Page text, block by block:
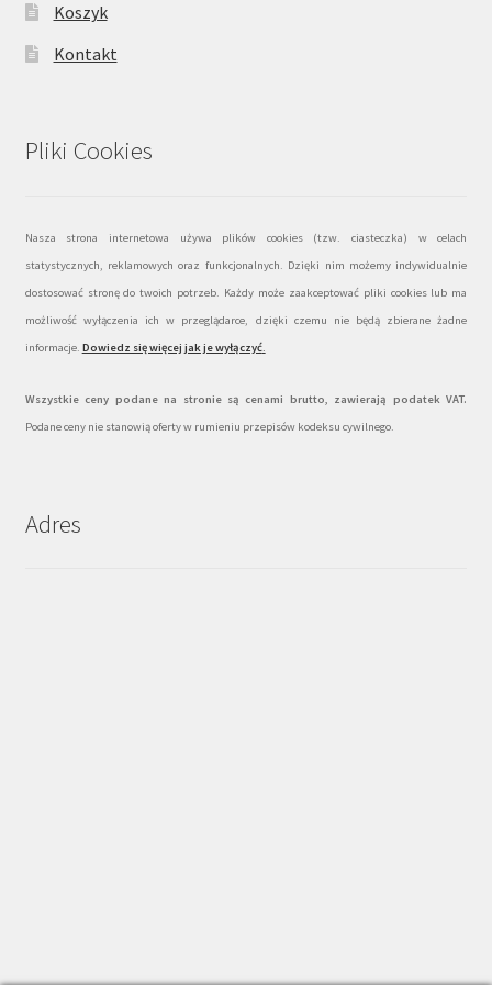
Koszyk
Kontakt
Pliki Cookies
Nasza strona internetowa używa plików cookies (tzw. ciasteczka) w celach
statystycznych, reklamowych oraz funkcjonalnych. Dzięki nim możemy indywidualnie
dostosować stronę do twoich potrzeb. Każdy może zaakceptować pliki cookies lub ma
możliwość wyłączenia ich w przeglądarce, dzięki czemu nie będą zbierane żadne
informacje. Dowiedz się więcej jak je wyłączyć.
Wszystkie ceny podane na stronie są cenami brutto, zawierają podatek VAT.
Podane ceny nie stanowią oferty w rumieniu przepisów kodeksu cywilnego.
Adres